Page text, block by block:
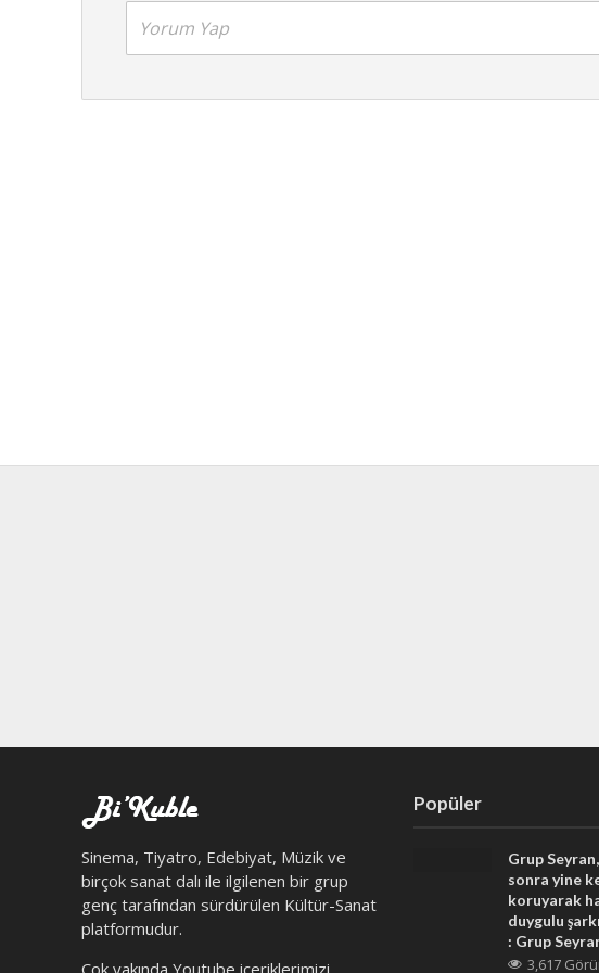
Yorum Yap
Sinema, Tiyatro, Edebiyat, Müzik ve
birçok sanat dalı ile ilgilenen bir grup
genç tarafından sürdürülen Kültür-Sanat
platformudur.
Çok yakında Youtube içeriklerimizi
Popüler
Grup
sonra yine
koruyarak
duygulu
: Grup
3,617